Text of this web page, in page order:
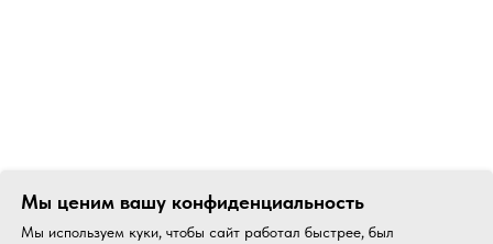
Мы ценим вашу конфиденциальность
Мы используем куки, чтобы сайт работал быстрее, был